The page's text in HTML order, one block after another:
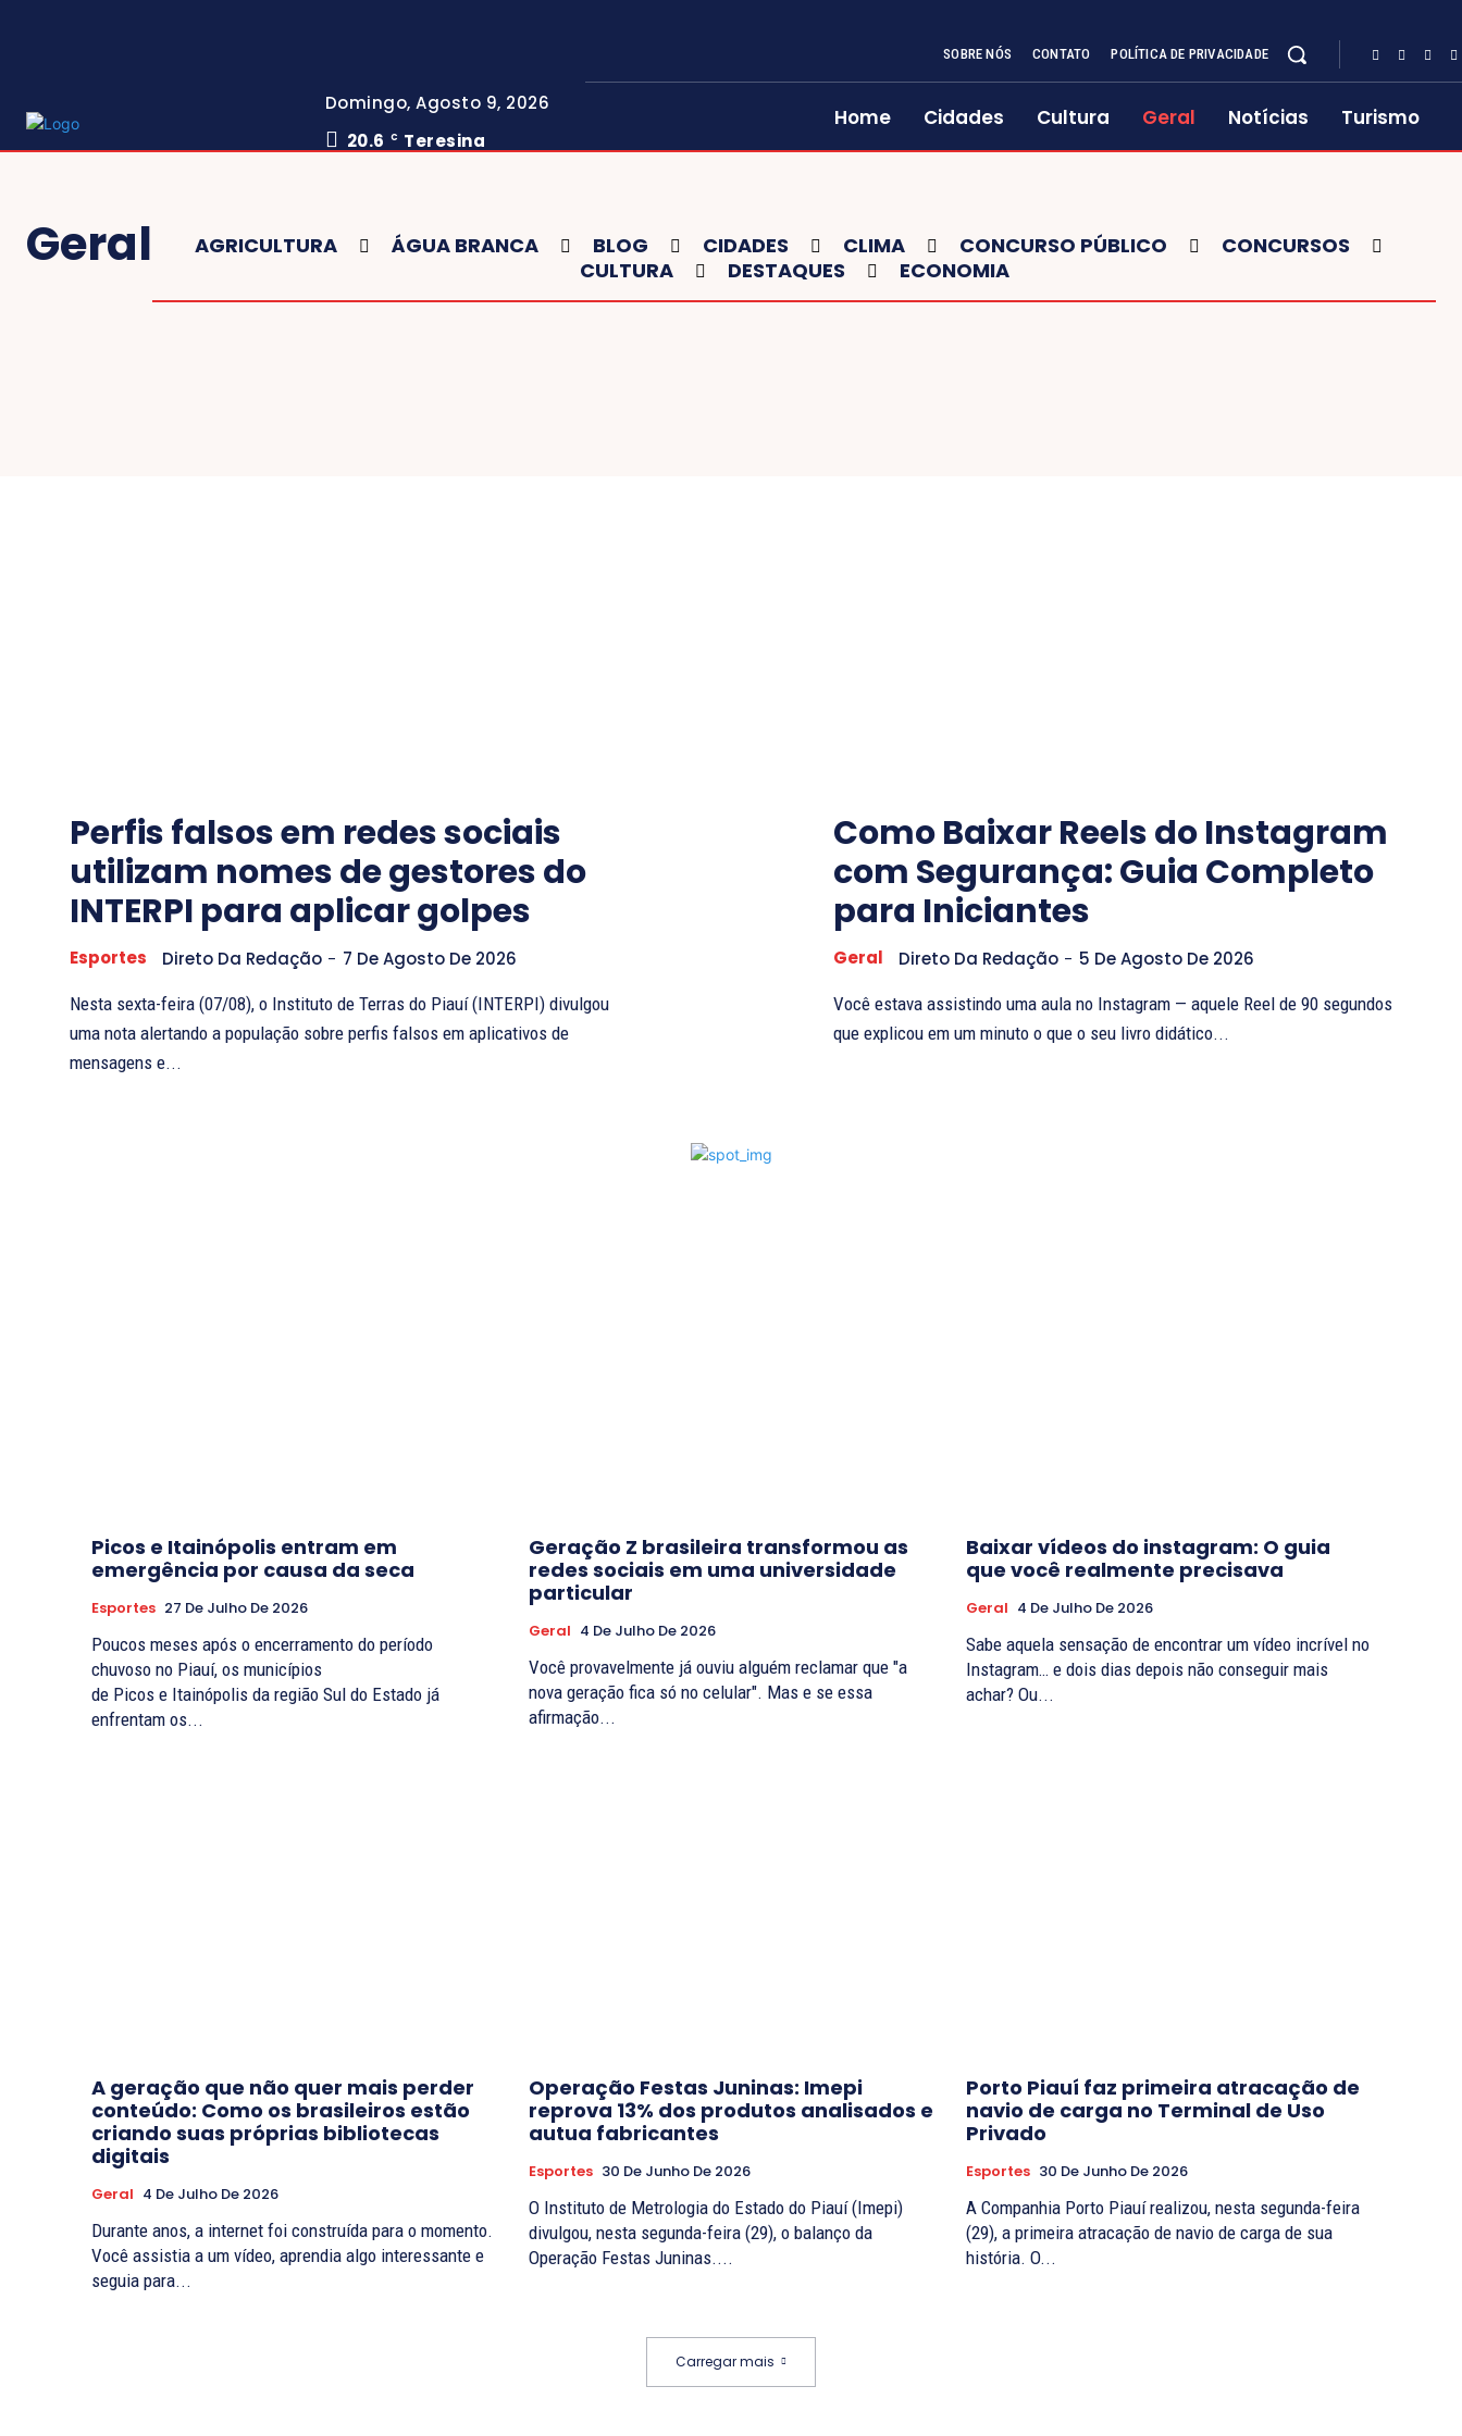
Domingo, Agosto 9, 2026
20.6
C Teresina
SOBRE NÓS CONTATO POLÍTICA DE PRIVACIDADE
Home Cidades Cultura Geral Notícias Turismo
Geral AGRICULTURA ÁGUA BRANCA BLOG CIDADES CLIMA CONCURSO PÚBLICO
CONCURSOS
CULTURA
DESTAQUES ECONOMIA
Perfis falsos em redes sociais
utilizam nomes de gestores do
INTERPI para aplicar golpes
Esportes Direto Da Redação - 7 De Agosto De 2026
Nesta sexta-feira (07/08), o Instituto de Terras do Piauí (INTERPI) divulgou
uma nota alertando a população sobre perfis falsos em aplicativos de
mensagens e...
Como Baixar Reels do Instagram
com Segurança: Guia Completo
para Iniciantes
Geral Direto Da Redação - 5 De Agosto De 2026
Você estava assistindo uma aula no Instagram — aquele Reel de 90 segundos
que explicou em um minuto o que o seu livro didático...
Picos e Itainópolis entram em
emergência por causa da seca
Esportes 27 De Julho De 2026
Poucos meses após o encerramento do período
chuvoso no Piauí, os municípios
de Picos e Itainópolis da região Sul do Estado já
enfrentam os...
Geração Z brasileira transformou as
redes sociais em uma universidade
particular
Geral 4 De Julho De 2026
Você provavelmente já ouviu alguém reclamar que "a
nova geração fica só no celular". Mas e se essa
afirmação...
Baixar vídeos do instagram: O guia
que você realmente precisava
Geral 4 De Julho De 2026
Sabe aquela sensação de encontrar um vídeo incrível no
Instagram… e dois dias depois não conseguir mais
achar? Ou...
A geração que não quer mais perder
conteúdo: Como os brasileiros estão
criando suas próprias bibliotecas
digitais
Geral 4 De Julho De 2026
Durante anos, a internet foi construída para o momento.
Você assistia a um vídeo, aprendia algo interessante e
seguia para...
Operação Festas Juninas: Imepi
reprova 13% dos produtos analisados e
autua fabricantes
Esportes 30 De Junho De 2026
O Instituto de Metrologia do Estado do Piauí (Imepi)
divulgou, nesta segunda-feira (29), o balanço da
Operação Festas Juninas....
Porto Piauí faz primeira atracação de
navio de carga no Terminal de Uso
Privado
Esportes 30 De Junho De 2026
A Companhia Porto Piauí realizou, nesta segunda-feira
(29), a primeira atracação de navio de carga de sua
história. O...
Carregar mais